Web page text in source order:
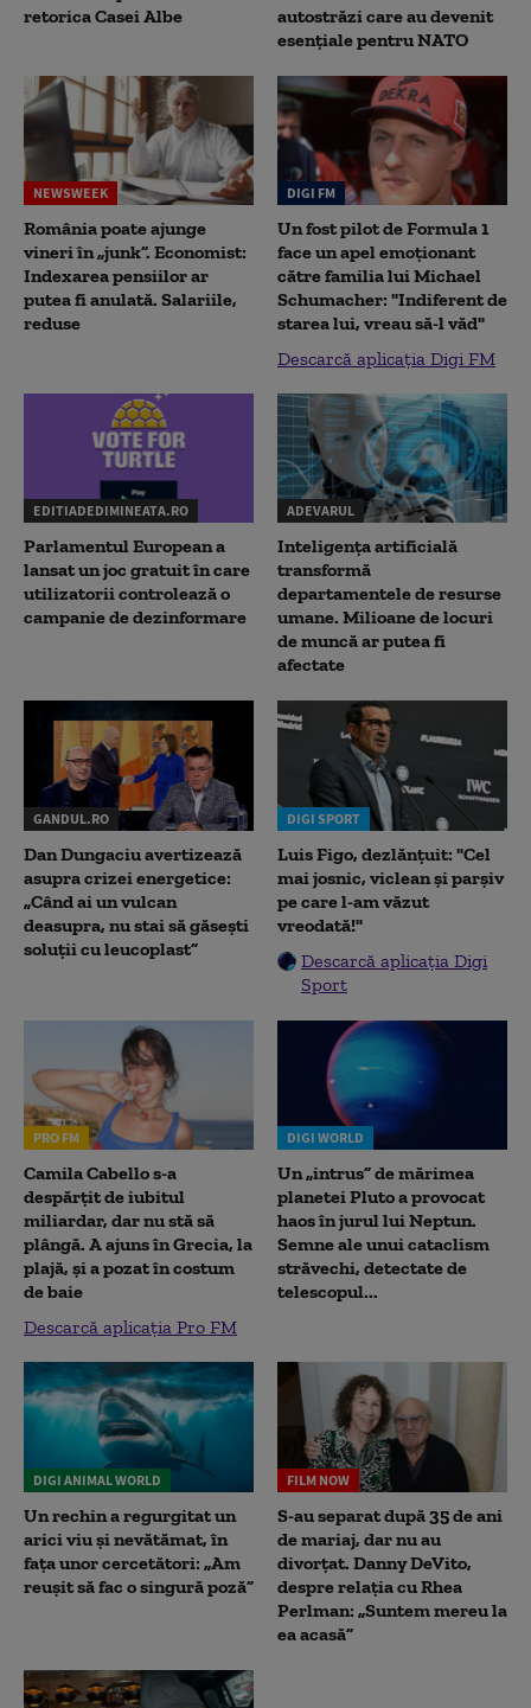
retorica Casei Albe
autostrăzi care au devenit
esențiale pentru NATO
NEWSWEEK
România poate ajunge
vineri în „junk”. Economist:
Indexarea pensiilor ar
putea fi anulată. Salariile,
reduse
DIGI FM
Un fost pilot de Formula 1
face un apel emoționant
către familia lui Michael
Schumacher: "Indiferent de
starea lui, vreau să-l văd"
Descarcă aplicația Digi FM
EDITIADEDIMINEATA.RO
Parlamentul European a
lansat un joc gratuit în care
utilizatorii controlează o
campanie de dezinformare
ADEVARUL
Inteligența artificială
transformă
departamentele de resurse
umane. Milioane de locuri
de muncă ar putea fi
afectate
GANDUL.RO
Dan Dungaciu avertizează
asupra crizei energetice:
„Când ai un vulcan
deasupra, nu stai să găsești
soluții cu leucoplast”
DIGI SPORT
Luis Figo, dezlănțuit: "Cel
mai josnic, viclean și parșiv
pe care l-am văzut
vreodată!"
Descarcă aplicația Digi
Sport
PRO FM
Camila Cabello s-a
despărțit de iubitul
miliardar, dar nu stă să
plângă. A ajuns în Grecia, la
plajă, și a pozat în costum
de baie
Descarcă aplicația Pro FM
DIGI WORLD
Un „intrus” de mărimea
planetei Pluto a provocat
haos în jurul lui Neptun.
Semne ale unui cataclism
străvechi, detectate de
telescopul...
DIGI ANIMAL WORLD
Un rechin a regurgitat un
arici viu și nevătămat, în
fața unor cercetători: „Am
reușit să fac o singură poză”
FILM NOW
S-au separat după 35 de ani
de mariaj, dar nu au
divorțat. Danny DeVito,
despre relația cu Rhea
Perlman: „Suntem mereu la
ea acasă”